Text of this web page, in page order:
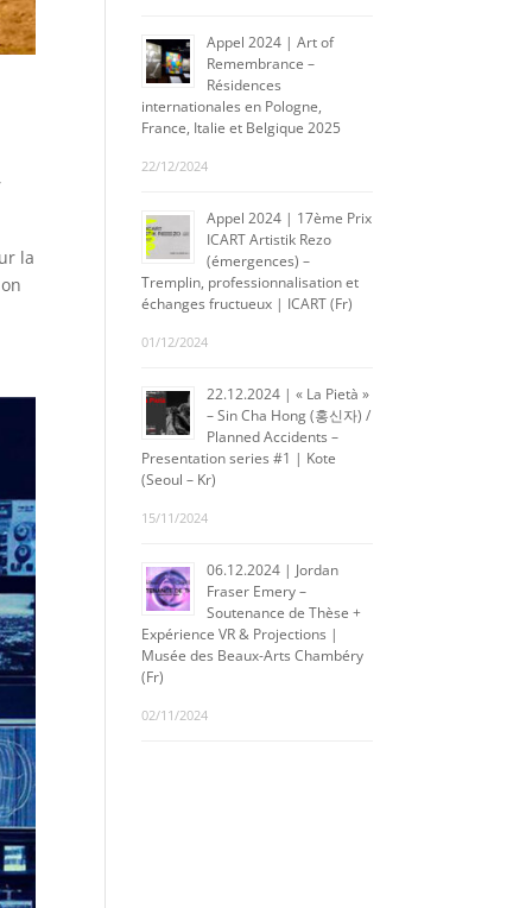
la
Appel 2024 | Art of
Remembrance –
Résidences
internationales en Pologne,
France, Italie et Belgique 2025
22/12/2024
Appel 2024 | 17ème Prix
ICART Artistik Rezo
(émergences) –
Tremplin, professionnalisation et
échanges fructueux | ICART (Fr)
01/12/2024
22.12.2024 | « La Pietà »
– Sin Cha Hong (홍신자) /
Planned Accidents –
Presentation series #1 | Kote
(Seoul – Kr)
15/11/2024
06.12.2024 | Jordan
Fraser Emery –
Soutenance de Thèse +
Expérience VR & Projections |
Musée des Beaux-Arts Chambéry
(Fr)
02/11/2024